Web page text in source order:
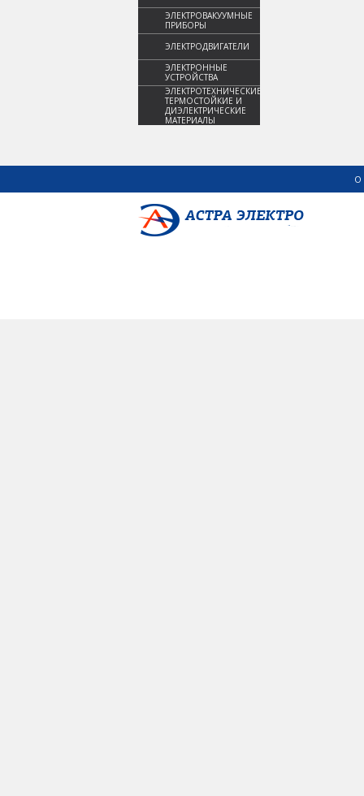
ЭЛЕКТРОВАКУУМНЫЕ
ПРИБОРЫ
ЭЛЕКТРОДВИГАТЕЛИ
ЭЛЕКТРОННЫЕ
УСТРОЙСТВА
ЭЛЕКТРОТЕХНИЧЕСКИЕ,
ТЕРМОСТОЙКИЕ И
ДИЭЛЕКТРИЧЕСКИЕ
МАТЕРИАЛЫ